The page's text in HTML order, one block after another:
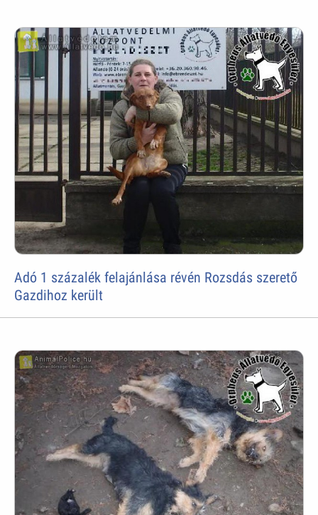
Adó 1 százalék felajánlása révén Rozsdás szerető
Gazdihoz került